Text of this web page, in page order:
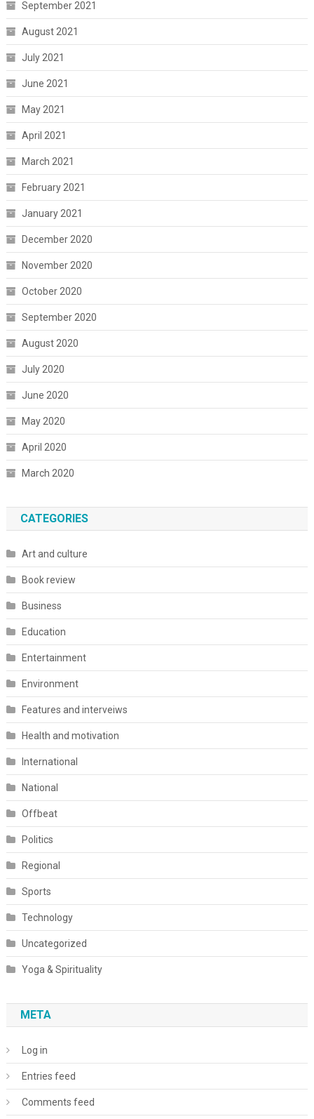
September 2021
August 2021
July 2021
June 2021
May 2021
April 2021
March 2021
February 2021
January 2021
December 2020
November 2020
October 2020
September 2020
August 2020
July 2020
June 2020
May 2020
April 2020
March 2020
CATEGORIES
Art and culture
Book review
Business
Education
Entertainment
Environment
Features and interveiws
Health and motivation
International
National
Offbeat
Politics
Regional
Sports
Technology
Uncategorized
Yoga & Spirituality
META
Log in
Entries feed
Comments feed